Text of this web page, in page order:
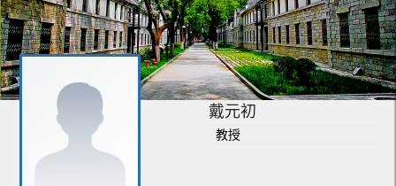
戴元初
教授